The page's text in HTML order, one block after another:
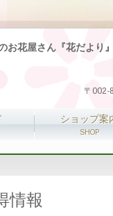
お花屋さん『花だより
〒002-
ショップ案
SHOP
情報